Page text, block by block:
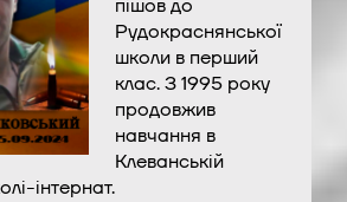
пішов до
Рудокраснянської
школи в перший
клас. З 1995 року
продовжив
навчання в
Клеванській
інтернат.